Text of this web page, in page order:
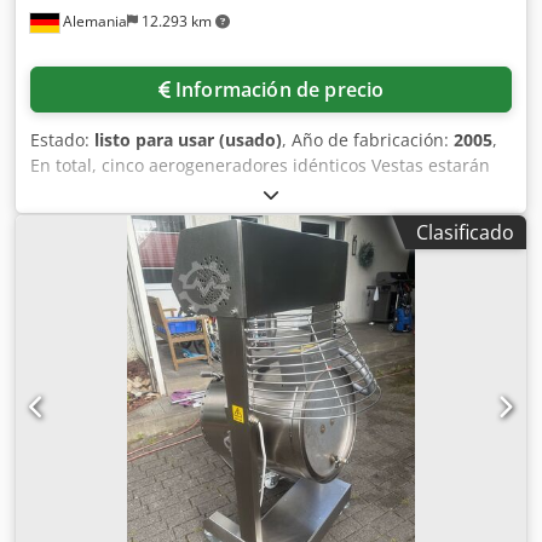
turbina: - Modelo: KK&K TWIN CA46 - Turbina de doble
de 3 ejes (2 piñones + corona central) - Extracción de vapor
controlada entre la sección HP y LP (incluida) Condiciones
16 bar(a) - Temperatura de vapor de entrada: 400 °C -
Potencia eléctrica en bornes: hasta 1.595 kW - Velocidad
nominal: 1.500 rpm Generador eléctrico: - Generador
síncrono trifásico - Potencia nominal: 1.994 kVA - Tensión:
6 kV – Frecuencia: 50 Hz - Refrigeración: IC31, aire -
Ejecución brushless, preparado para funcionamiento en
paralelo a red Sistemas incluidos: - Sistema de aceite
integrado en la bancada - Bomba de aceite principal
mecánica y bomba auxiliar eléctrica - Armario local sobre
skid - Cuadro de control y protección con sistema Siemens
SIPROTEC 5 - Regulador electrónico de velocidad y presión
- Dispositivo independiente de protección contra
sobrevelocidad - Modelo de simulación de turbogenerador
ENC-RfG Aplicaciones típicas: - Plantas de cogeneración
industrial - Recuperación energética de vapor de proceso -
Plantas de biomasa y waste-to-energy - Generación
Alemania 12.293 km
Información de precio
Estado: listo para usar (usado), Año de fabricación: 2005,
En total, cinco aerogeneradores idénticos Vestas estarán
previsiblemente disponibles a partir de principios de 2027.
Potencia nominal: 850 kW, superficie del rotor: 2.124 m²,
número de palas: 3, velocidad nominal: 26 rpm, tensión
del generador: 690 V, número de etapas de la caja de
cambios: 3, velocidad de arranque: 4 m/s, velocidad
nominal del viento: 16 m/s, velocidad de parada: 25 m/s,
material de la torre: acero, altura del buje: 74 m, peso de
la góndola: 22 t, peso del rotor: 10 t. Documentación
disponible. Posibilidad de visita in situ. Venta individual
posible. Dwjdpfx Aboywlpxsgea
Clasificado